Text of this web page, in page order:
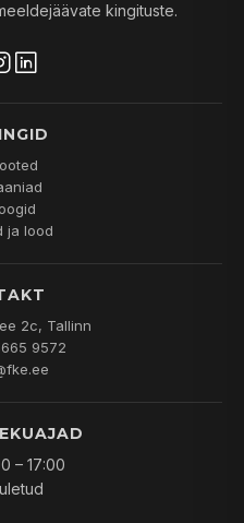
kingituste.
ja lood
2c, Tallinn
9572
– 17:00